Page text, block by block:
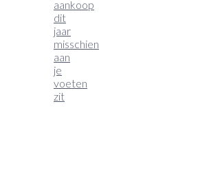
aankoop
dit
jaar
misschien
aan
je
voeten
zit